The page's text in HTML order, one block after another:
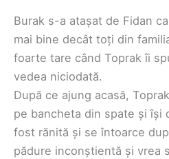
Burak s-a atașat de Fidan
mai bine decât toți din
foarte tare când Toprak îi
vedea niciodată.
După ce ajung acasă,
pe bancheta din spate și își
fost rănită și se întoarce
pădure inconștientă și vrea